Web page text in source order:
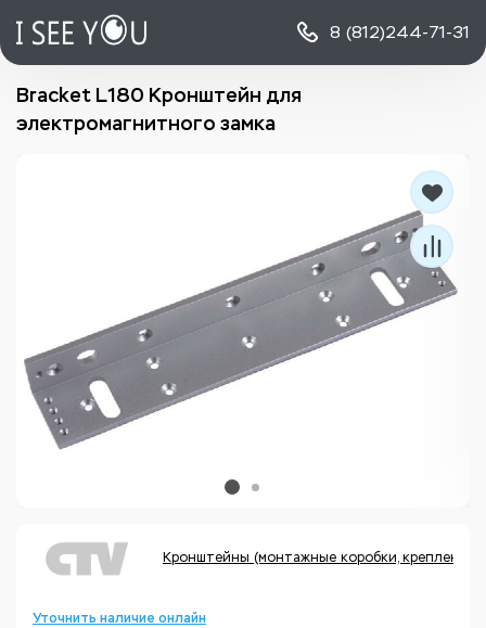
8 (812)244-71-31
Bracket L180 Кронштейн для
электромагнитного замка
Кронштейны (монтажные коробки,
Уточнить наличие онлайн